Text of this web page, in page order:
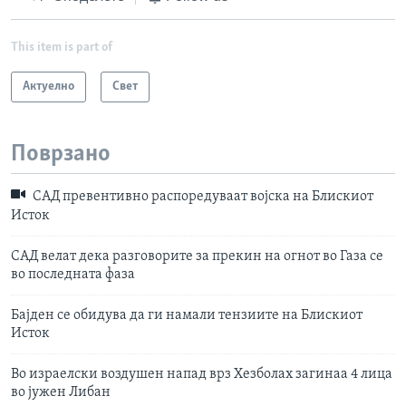
This item is part of
Актуелно Свет
Поврзано
САД превентивно распоредуваат војска на Блискиот
Исток
САД велат дека разговорите за прекин на огнот во Газа се
во последната фаза
Бајден се обидува да ги намали тензиите на Блискиот
Исток
Во израелски воздушен напад врз Хезболах загинаа 4 лица
во јужен Либан